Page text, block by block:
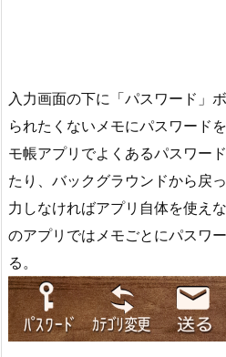
入力画面の下に「パスワード」
られたくないメモにパスワード
モ帳アプリでよくあるパスワー
たり、バックグラウンドから戻
力しなければアプリ自体を使え
のアプリではメモごとにパスワ
る。